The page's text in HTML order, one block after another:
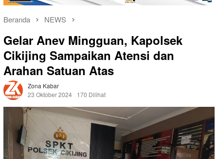
Beranda NEWS
Gelar Anev Mingguan, Kapolsek
Cikijing Sampaikan Atensi dan
Arahan Satuan Atas
Zona Kabar
23 Oktober 2024
170 Dilihat